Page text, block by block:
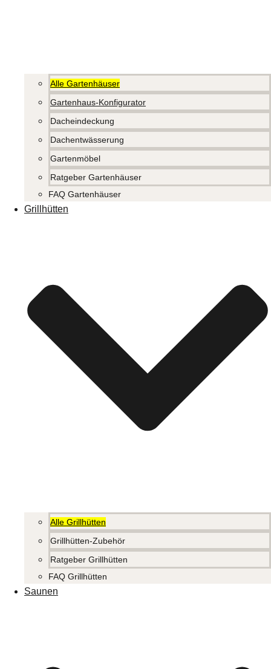
Alle Gartenhäuser
Gartenhaus-Konfigurator
Dacheindeckung
Dachentwässerung
Gartenmöbel
Ratgeber Gartenhäuser
FAQ Gartenhäuser
Grillhütten
Alle Grillhütten
Grillhütten-Zubehör
Ratgeber Grillhütten
FAQ Grillhütten
Saunen